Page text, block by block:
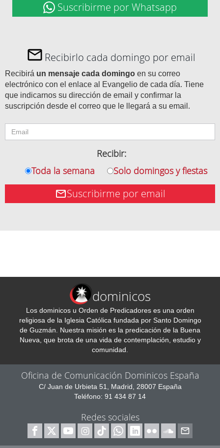
Suscribirme por Whatsapp
Recibirlo cada domingo por email
Recibirá un mensaje cada domingo en su correo
electrónico con el enlace al Evangelio de cada día. Tiene
que indicarnos su dirección de email y confirmar la
suscripción desde el correo que le llegará a su email.
Recibir:
Toda la semana
Solo domingos y fiestas
Suscribirme por email
dominicos
Los dominicos u Orden de Predicadores es una orden
religiosa de la Iglesia Católica fundada por Santo Domingo
de Guzmán. Nuestra misión es la predicación de la Buena
Nueva, que brota de una vida de contemplación, estudio y
comunidad.
Oficina de Comunicación Dominicos España
C/ Juan de Urbieta 51, Madrid, 28007 España
Teléfono: 91 434 87 14
Redes sociales